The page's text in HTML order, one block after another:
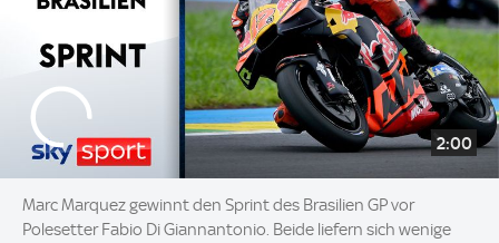
2:00
Marc Marquez gewinnt den Sprint des Brasilien GP vor
Polesetter Fabio Di Giannantonio. Beide liefern sich wenige